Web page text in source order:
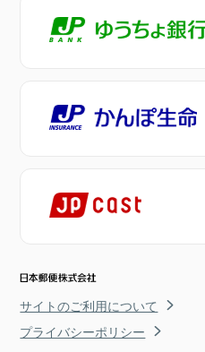
サイトのご利用について
プライバシーポリシー